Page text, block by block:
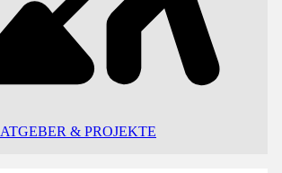
& PROJEKTE